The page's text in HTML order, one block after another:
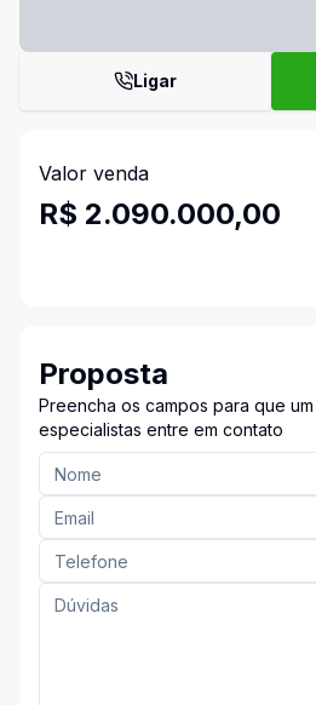
Ligar
Valor venda
R$ 2.090.000,00
Proposta
Preencha os campos para que
especialistas entre em contato